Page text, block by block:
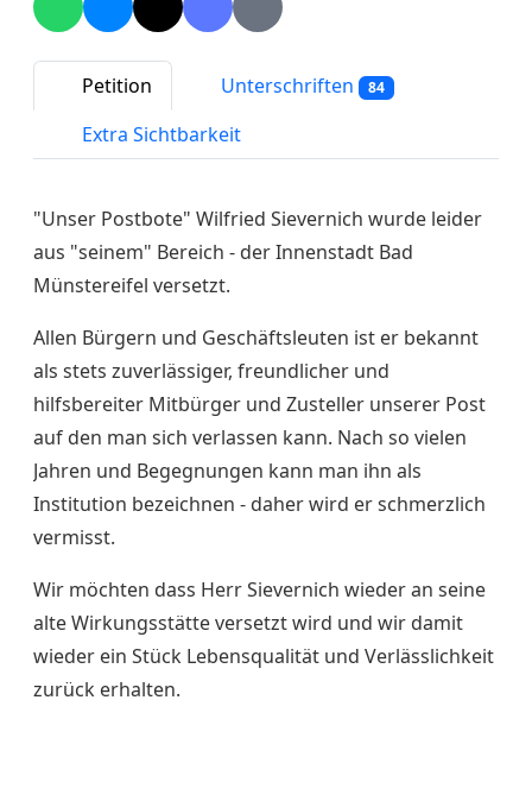
Petition Unterschriften 84
Extra Sichtbarkeit
"Unser Postbote" Wilfried Sievernich wurde leider
aus "seinem" Bereich - der Innenstadt Bad
Münstereifel versetzt.
Allen Bürgern und Geschäftsleuten ist er bekannt
als stets zuverlässiger, freundlicher und
hilfsbereiter Mitbürger und Zusteller unserer Post
auf den man sich verlassen kann. Nach so vielen
Jahren und Begegnungen kann man ihn als
Institution bezeichnen - daher wird er schmerzlich
vermisst.
Wir möchten dass Herr Sievernich wieder an seine
alte Wirkungsstätte versetzt wird und wir damit
wieder ein Stück Lebensqualität und Verlässlichkeit
zurück erhalten.